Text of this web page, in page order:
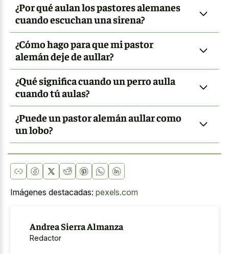
¿Por qué aulan los pastores alemanes
cuando escuchan una sirena?
¿Cómo hago para que mi pastor
alemán deje de aullar?
¿Qué significa cuando un perro aulla
cuando tú aulas?
¿Puede un pastor alemán aullar como
un lobo?
Imágenes destacadas: pexels.com
Andrea Sierra Almanza
Redactor